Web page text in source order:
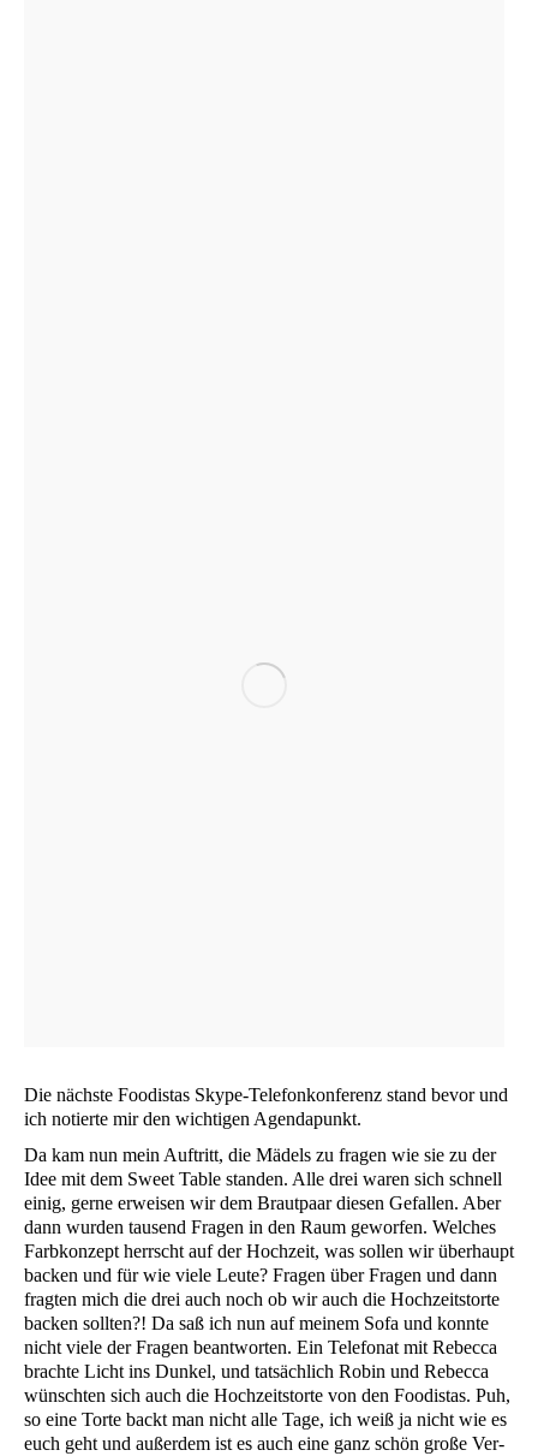
Die nächs­te Foo­di­stas Sky­pe-Tele­fon­kon­fe­renz stand bevor und
ich notier­te mir den wich­ti­gen Agendapunkt.
Da kam nun mein Auf­tritt, die Mädels zu fra­gen wie sie zu der
Idee mit dem Sweet Table stan­den. Alle drei waren sich schnell
einig, ger­ne erwei­sen wir dem Braut­paar die­sen Gefal­len. Aber
dann wur­den tau­send Fra­gen in den Raum gewor­fen. Wel­ches
Farb­kon­zept herrscht auf der Hoch­zeit, was sol­len wir über­haupt
backen und für wie vie­le Leu­te? Fra­gen über Fra­gen und dann
frag­ten mich die drei auch noch ob wir auch die Hoch­zeits­tor­te
backen soll­ten?! Da saß ich nun auf mei­nem Sofa und konn­te
nicht vie­le der Fra­gen beant­wor­ten. Ein Tele­fo­nat mit Rebec­ca
brach­te Licht ins Dun­kel, und tat­säch­lich Robin und Rebec­ca
wünsch­ten sich auch die Hoch­zeits­tor­te von den Foo­di­stas. Puh,
so eine Tor­te backt man nicht alle Tage, ich weiß ja nicht wie es
euch geht und außer­dem ist es auch eine ganz schön gro­ße Ver­